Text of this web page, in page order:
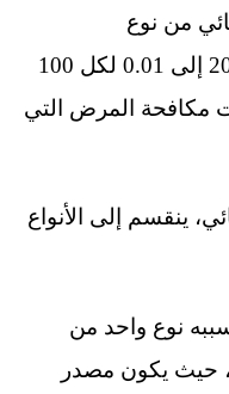
من نوع
مننجوكوكاي وصل خلال عام 2023 إلى 0.01 لكل 100
مكافحة المرض التي
ينقسم إلى الأنواع
نوع واحد من
حيث يكون مصدر